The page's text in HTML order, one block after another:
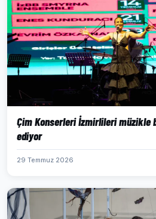
Çim Konserleri İzmirlileri müzikle
ediyor
29 Temmuz 2026